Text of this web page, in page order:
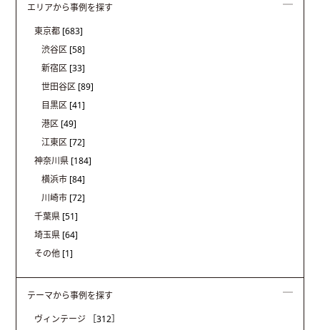
エリアから事例を探す
東京都 [683]
渋谷区 [58]
新宿区 [33]
世田谷区 [89]
目黒区 [41]
港区 [49]
江東区 [72]
神奈川県 [184]
横浜市 [84]
川崎市 [72]
千葉県 [51]
埼玉県 [64]
その他 [1]
テーマから事例を探す
ヴィンテージ
［312］